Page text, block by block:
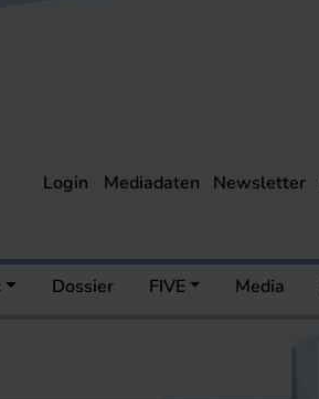
Login Mediadaten Newsletter
Dossier FIVE Media